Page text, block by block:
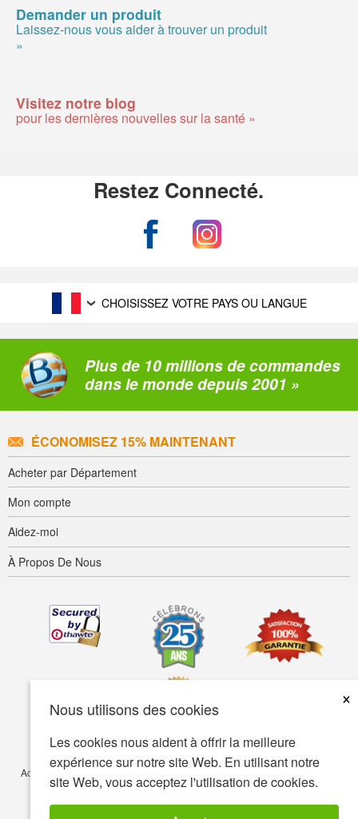
Nous utilisons des cookies
×
Les cookies nous aident à offrir la meilleure
expérience sur notre site Web. En utilisant notre
site Web, vous acceptez l'utilisation de cookies.
Demander un produit
Laissez-nous vous aider à trouver un produit
»
Visitez notre blog
pour les dernières nouvelles sur la santé »
Restez Connecté.
CHOISISSEZ VOTRE PAYS OU LANGUE
Plus de 10 millions de commandes
dans le monde depuis 2001 »
ÉCONOMISEZ 15% MAINTENANT
Acheter par Département
Mon compte
Aidez-moi
À Propos De Nous
Accessibilité
© Copyright 2001-2026 BIOVEA. Tous droits réservés.